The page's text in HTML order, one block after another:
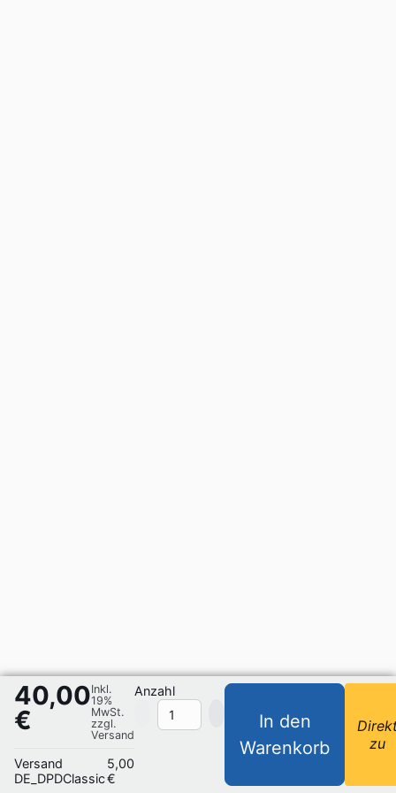
40,00
€
Inkl.
19%
MwSt.
zzgl.
Versand
Versand
DE_DPDClassic
5,00
€
Anzahl
In den
Warenkorb
zu